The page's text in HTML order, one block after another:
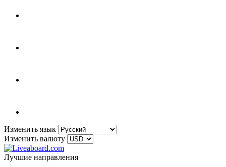
Изменить язык
Изменить валюту
Лучшие направления